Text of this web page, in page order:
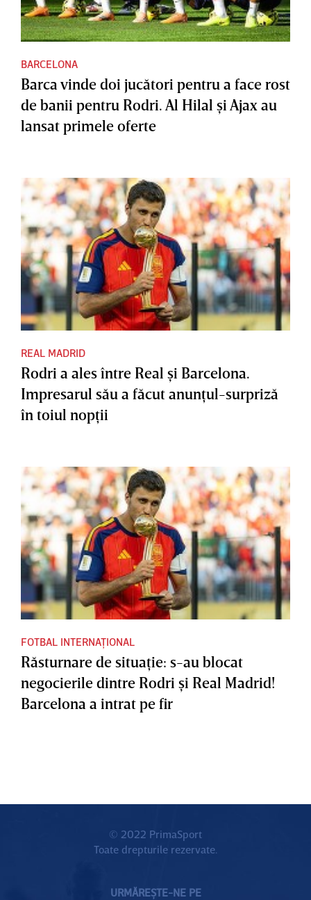
BARCELONA
Barca vinde doi jucători pentru a face rost
de banii pentru Rodri. Al Hilal şi Ajax au
lansat primele oferte
REAL MADRID
Rodri a ales între Real şi Barcelona.
Impresarul său a făcut anunţul-surpriză
în toiul nopţii
FOTBAL INTERNAȚIONAL
Răsturnare de situaţie: s-au blocat
negocierile dintre Rodri şi Real Madrid!
Barcelona a intrat pe fir
© 2022 PrimaSport
Toate drepturile rezervate.
URMĂREȘTE-NE PE